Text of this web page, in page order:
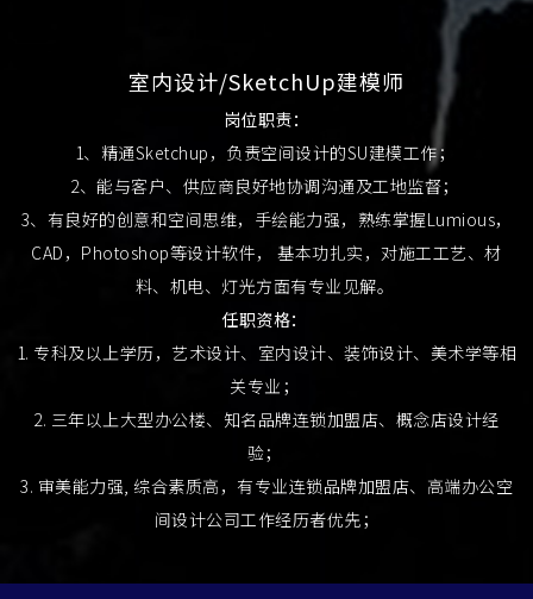
室内设计/SketchUp建模师
岗位职责：
1、精通Sketchup，负责空间设计的SU建模工作；
2、能与客户、供应商良好地协调沟通及工地监督；
3、有良好的创意和空间思维，手绘能力强，熟练掌握Lumious，
CAD，Photoshop等设计软件， 基本功扎实，对施工工艺、材
料、机电、灯光方面有专业见解。
任职资格：
1. 专科及以上学历，艺术设计、室内设计、装饰设计、美术学等相
关专业；
2. 三年以上大型办公楼、知名品牌连锁加盟店、概念店设计经
验；
3. 审美能力强, 综合素质高，有专业连锁品牌加盟店、高端办公空
间设计公司工作经历者优先；